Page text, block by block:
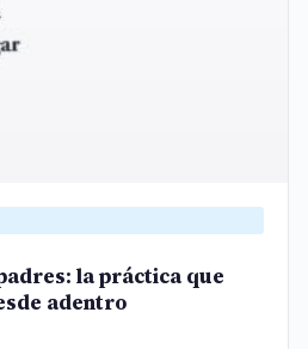
la práctica que
adentro